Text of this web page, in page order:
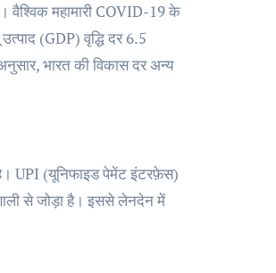
वैश्विक महामारी COVID-19 के
(GDP) वृद्धि दर 6.5
भारत की विकास दर अन्य
UPI (यूनिफाइड पेमेंट इंटरफ़ेस)
से जोड़ा है। इससे लेनदेन में